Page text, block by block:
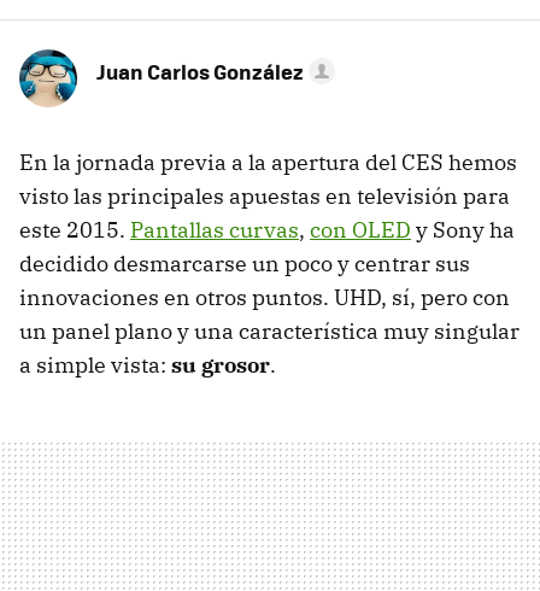
Juan Carlos González
En la jornada previa a la apertura del CES hemos
visto las principales apuestas en televisión para
este 2015. Pantallas curvas, con OLED y Sony ha
decidido desmarcarse un poco y centrar sus
innovaciones en otros puntos. UHD, sí, pero con
un panel plano y una característica muy singular
a simple vista: su grosor.